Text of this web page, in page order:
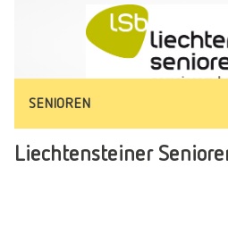
SENIOREN
Liechtensteiner